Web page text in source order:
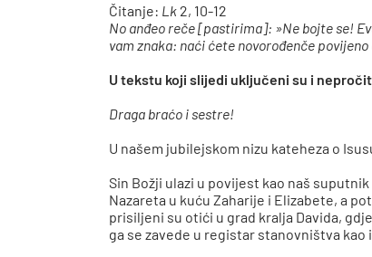
Čitanje: Lk 2, 10-12
No anđeo reče [pastirima]: »Ne bojte se!
vam znaka: naći ćete novorođenče
U tekstu koji slijedi uključeni su i
Draga braćo i sestre!
U našem jubilejskom nizu kateheza o
Sin Božji ulazi u povijest kao naš
Nazareta u kuću Zaharije i Elizabete, a
prisiljeni su otići u grad kralja Davida,
ga se zavede u registar stanovništva